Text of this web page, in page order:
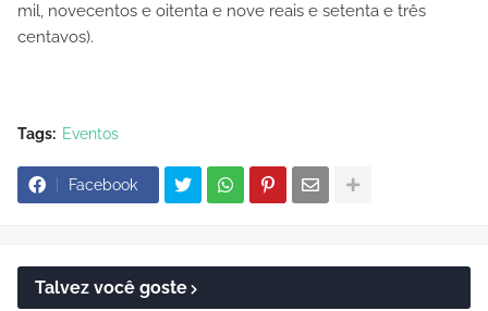
mil, novecentos e oitenta e nove reais e setenta e três
centavos).
Tags: Eventos
Facebook
Talvez você goste